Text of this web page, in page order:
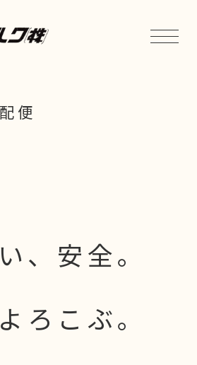
便
、安全。
ろこぶ。